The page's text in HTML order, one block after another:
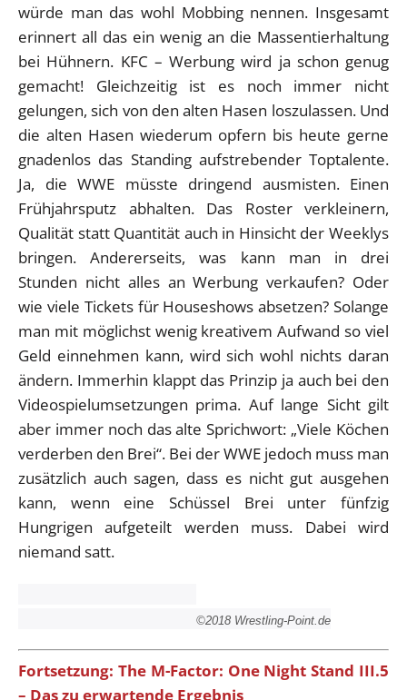
würde man das wohl Mobbing nennen. Insgesamt
erinnert all das ein wenig an die Massentierhaltung
bei Hühnern. KFC – Werbung wird ja schon genug
gemacht! Gleichzeitig ist es noch immer nicht
gelungen, sich von den alten Hasen loszulassen. Und
die alten Hasen wiederum opfern bis heute gerne
gnadenlos das Standing aufstrebender Toptalente.
Ja, die WWE müsste dringend ausmisten. Einen
Frühjahrsputz abhalten. Das Roster verkleinern,
Qualität statt Quantität auch in Hinsicht der Weeklys
bringen. Andererseits, was kann man in drei
Stunden nicht alles an Werbung verkaufen? Oder
wie viele Tickets für Houseshows absetzen? Solange
man mit möglichst wenig kreativem Aufwand so viel
Geld einnehmen kann, wird sich wohl nichts daran
ändern. Immerhin klappt das Prinzip ja auch bei den
Videospielumsetzungen prima. Auf lange Sicht gilt
aber immer noch das alte Sprichwort: „Viele Köchen
verderben den Brei“. Bei der WWE jedoch muss man
zusätzlich auch sagen, dass es nicht gut ausgehen
kann, wenn eine Schüssel Brei unter fünfzig
Hungrigen aufgeteilt werden muss. Dabei wird
niemand satt.
©2018 Wrestling-Point.de
Fortsetzung: The M-Factor: One Night Stand III.5
– Das zu erwartende Ergebnis